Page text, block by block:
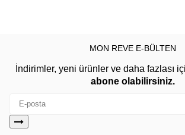
MON REVE E-BÜLTEN
İndirimler, yeni ürünler ve daha fazlası
abone olabilirsiniz.